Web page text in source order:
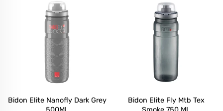
Bidon Elite Nanofly Dark Grey
Bidon Elite Fly Mtb Tex